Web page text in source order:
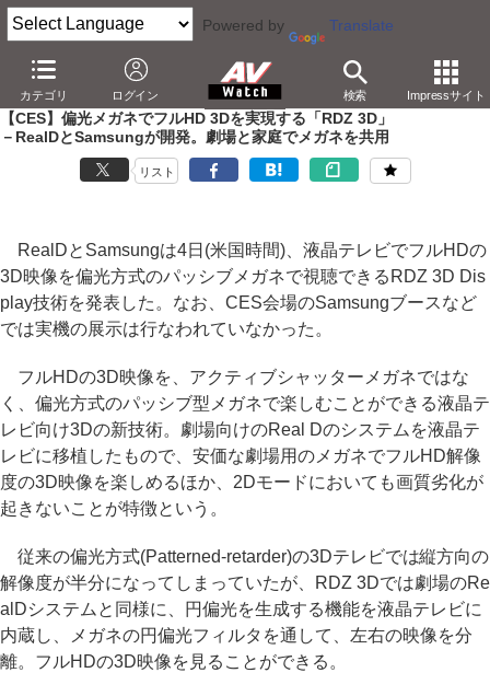
Powered by Translate
カテゴリ ログイン 検索 Impressサイト
AV Watch イベント
2011
【CES】偏光メガネでフルHD 3Dを実現する「RDZ 3D」
－RealDとSamsungが開発。劇場と家庭でメガネを共用
リスト
RealDとSamsungは4日(米国時間)、液晶テレビでフルHDの
3D映像を偏光方式のパッシブメガネで視聴できるRDZ 3D Dis
play技術を発表した。なお、CES会場のSamsungブースなど
では実機の展示は行なわれていなかった。
フルHDの3D映像を、アクティブシャッターメガネではな
く、偏光方式のパッシブ型メガネで楽しむことができる液晶テ
レビ向け3Dの新技術。劇場向けのReal Dのシステムを液晶テ
レビに移植したもので、安価な劇場用のメガネでフルHD解像
度の3D映像を楽しめるほか、2Dモードにおいても画質劣化が
起きないことが特徴という。
従来の偏光方式(Patterned-retarder)の3Dテレビでは縦方向の
解像度が半分になってしまっていたが、RDZ 3Dでは劇場のRe
alDシステムと同様に、円偏光を生成する機能を液晶テレビに
内蔵し、メガネの円偏光フィルタを通して、左右の映像を分
離。フルHDの3D映像を見ることができる。